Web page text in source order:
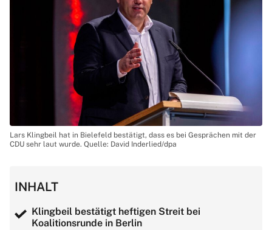
Lars Klingbeil hat in Bielefeld bestätigt, dass es bei Gesprächen mit der
CDU sehr laut wurde. Quelle: David Inderlied/dpa
INHALT
Klingbeil bestätigt heftigen Streit bei
Koalitionsrunde in Berlin